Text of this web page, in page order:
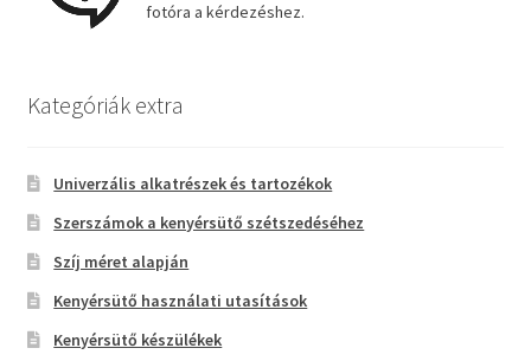
fotóra a kérdezéshez.
Kategóriák extra
Univerzális alkatrészek és tartozékok
Szerszámok a kenyérsütő szétszedéséhez
Szíj méret alapján
Kenyérsütő használati utasítások
Kenyérsütő készülékek